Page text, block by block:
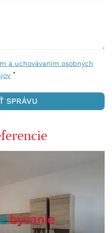
a uchovávaním osobných
*